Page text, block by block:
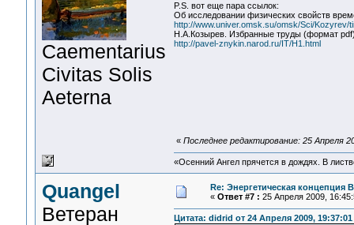
Сaementarius
Civitas Solis
Aeterna
P.S. вот еще пара ссылок:
Об исследовании физических свойств
http://www.univer.omsk.su/omsk/Sci/Kozyrev/
Н.А.Козырев. Избранные труды (формат
http://pavel-znykin.narod.ru/IT/H1.html
« Последнее редактирование: 25 Апреля
«Осенний Ангел прячется в дождях. В
Quangel
Ветеран
Re: Энергетическая концепция
« Ответ #7 : 25 Апреля 2009,
Цитата: didrid от 24 Апреля 2009, 19:37:01